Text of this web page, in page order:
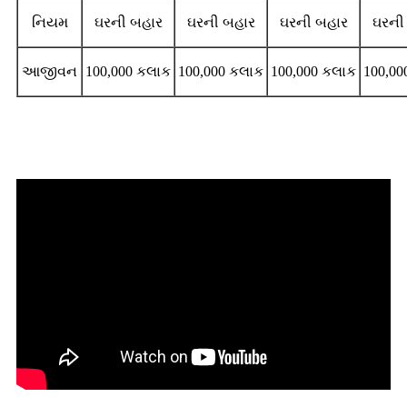
નિયમ ઘરની બહાર ઘરની બહાર ઘરની બહાર
આજીવન 100,000 કલાક 100,000 કલાક 100,000 કલાક